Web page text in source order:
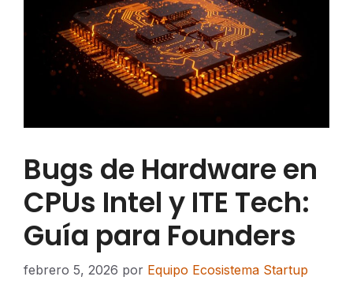
Bugs de Hardware en
CPUs Intel y ITE Tech:
Guía para Founders
febrero 5, 2026 por Equipo Ecosistema Startup